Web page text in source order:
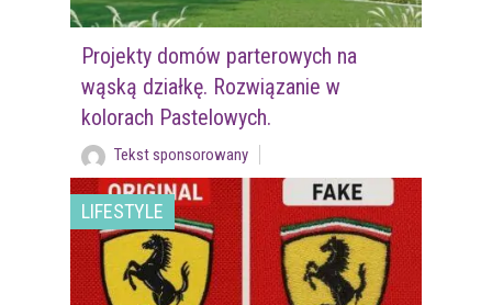
Projekty domów parterowych na
wąską działkę. Rozwiązanie w
kolorach Pastelowych.
Tekst sponsorowany
LIFESTYLE